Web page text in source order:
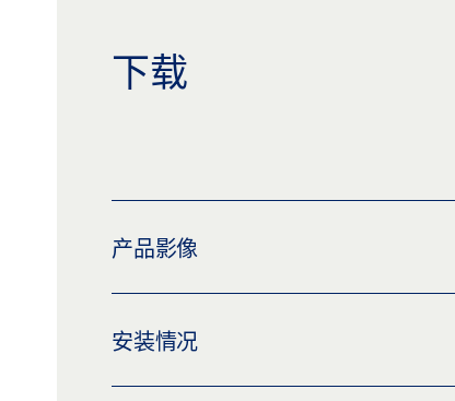
下载
产品影像
下载 (PNG)
安装情况